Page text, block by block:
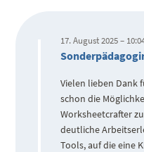
17. August 2025 –
Vielen lieben Dank
schon die
Worksheetcrafter
deutliche
Tools, auf die eine